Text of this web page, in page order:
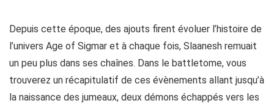
Depuis cette époque, des ajouts firent évoluer l’histoire de
l’univers Age of Sigmar et à chaque fois, Slaanesh remuait
un peu plus dans ses chaînes. Dans le battletome, vous
trouverez un récapitulatif de ces évènements allant jusqu’à
la naissance des jumeaux, deux démons échappés vers les